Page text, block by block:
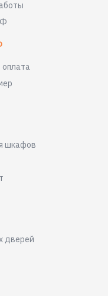
шкафов
дверей